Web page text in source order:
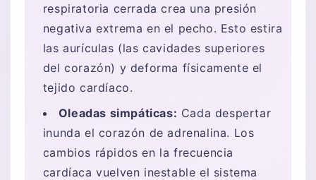
respiratoria cerrada crea una presión
negativa extrema en el pecho. Esto estira
las aurículas (las cavidades superiores
del corazón) y deforma físicamente el
tejido cardíaco.
Oleadas simpáticas: Cada despertar
inunda el corazón de adrenalina. Los
cambios rápidos en la frecuencia
cardíaca vuelven inestable el sistema